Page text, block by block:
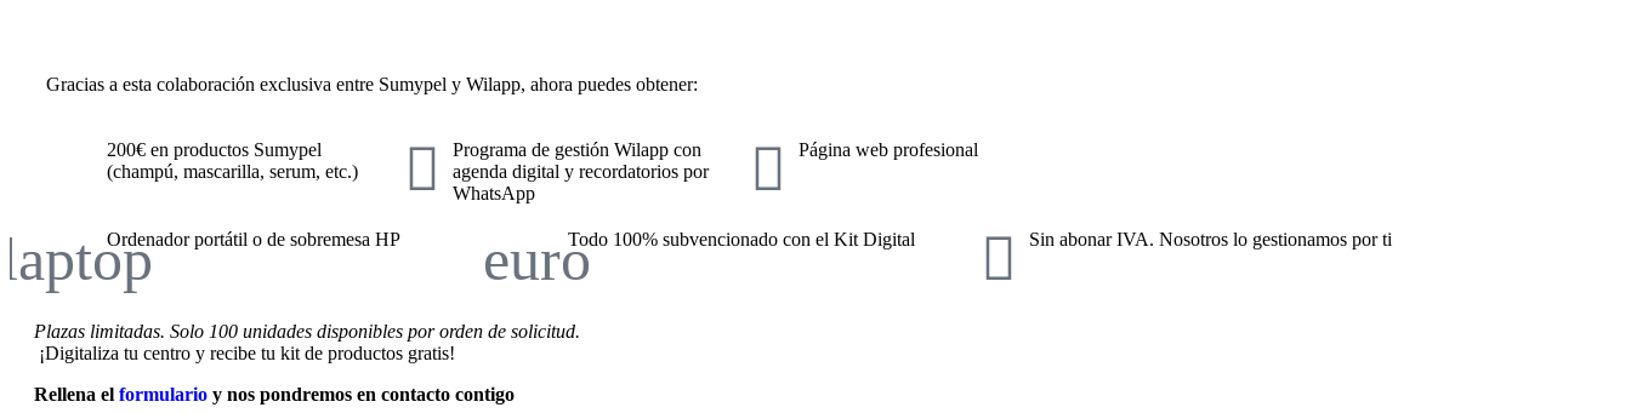
Gracias a esta colaboración exclusiva entre Sumypel y Wilapp, ahora puedes obtener:
200€ en productos Sumypel
(champú, mascarilla, serum, etc.)
Programa de gestión Wilapp con
agenda digital y recordatorios por
WhatsApp
Página web profesional
Ordenador portátil o de sobremesa HP Todo 100% subvencionado con el Kit Digital Sin abonar IVA. Nosotros lo gestionamos por ti
Plazas limitadas. Solo 100 unidades disponibles por orden de solicitud.
¡Digitaliza tu centro y recibe tu kit de productos gratis!
Rellena el formulario y nos pondremos en contacto contigo